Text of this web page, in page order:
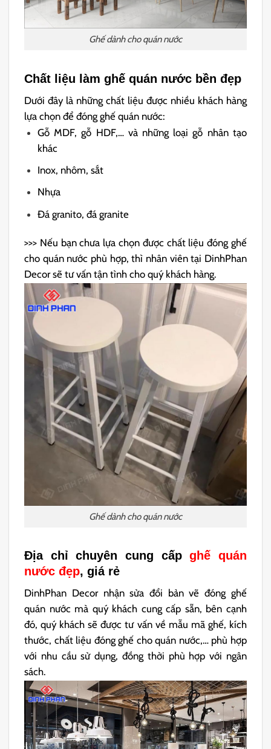
Ghế dành cho quán nước
Chất liệu làm ghế quán nước bền đẹp
Dưới đây là những chất liệu được nhiều khách hàng
lựa chọn để đóng ghế quán nước:
Gỗ MDF, gỗ HDF,… và những loại gỗ nhân tạo
khác
Inox, nhôm, sắt
Nhựa
Đá granito, đá granite
>>> Nếu bạn chưa lựa chọn được chất liệu đóng ghế
cho quán nước phù hợp, thì nhân viên tại DinhPhan
Decor sẽ tư vấn tận tình cho quý khách hàng.
Ghế dành cho quán nước
Địa chỉ chuyên cung cấpghế quán
nước đẹp, giá rẻ
DinhPhan Decor nhận sửa đổi bản vẽ đóng ghế
quán nước mà quý khách cung cấp sẵn, bên cạnh
đó, quý khách sẽ được tư vấn về mẫu mã ghế, kích
thước, chất liệu đóng ghế cho quán nước,… phù hợp
với nhu cầu sử dụng, đồng thời phù hợp với ngân
sách.